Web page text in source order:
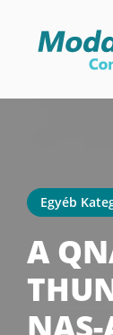
Egyéb
A